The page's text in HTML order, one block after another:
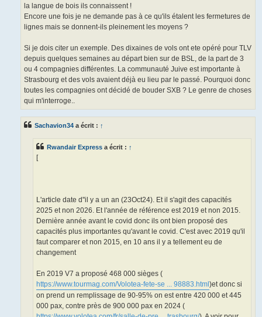
la langue de bois ils connaissent !
Encore une fois je ne demande pas à ce qu'ils étalent les fermetures de
lignes mais se donnent-ils pleinement les moyens ?
Si je dois citer un exemple. Des dixaines de vols ont ete opéré pour TLV
depuis quelques semaines au départ bien sur de BSL, de la part de 3
ou 4 compagnies différentes. La communauté Juive est importante à
Strasbourg et des vols avaient déjà eu lieu par le passé. Pourquoi donc
toutes les compagnies ont décidé de bouder SXB ? Le genre de choses
qui m'interroge..
Sachavion34 a écrit : ↑
Rwandair Express a écrit : ↑
[
L'article date d''il y a un an (23Oct24). Et il s'agit des capacités
2025 et non 2026. Et l'année de référence est 2019 et non 2015.
Dernière année avant le covid donc ils ont bien proposé des
capacités plus importantes qu'avant le covid. C'est avec 2019 qu'il
faut comparer et non 2015, en 10 ans il y a tellement eu de
changement
En 2019 V7 a proposé 468 000 sièges (
https://www.tourmag.com/Volotea-fete-se ... 98883.html)et donc si
on prend un remplissage de 90-95% on est entre 420 000 et 445
000 pax, contre près de 900 000 pax en 2024 (